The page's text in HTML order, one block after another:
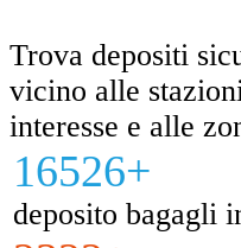
Trova depositi
vicino alle
interesse e alle
16526+
deposito bagagli